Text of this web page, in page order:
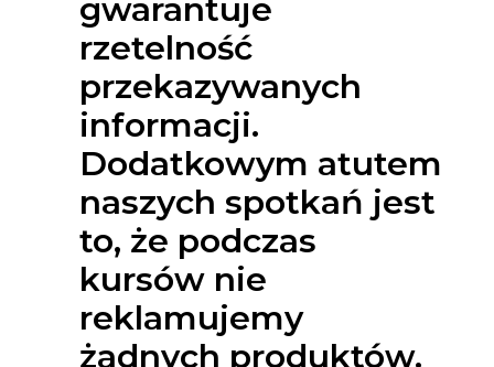
gwarantuje
rzetelność
przekazywanych
informacji.
Dodatkowym atutem
naszych spotkań jest
to, że podczas
kursów nie
reklamujemy
żadnych produktów.